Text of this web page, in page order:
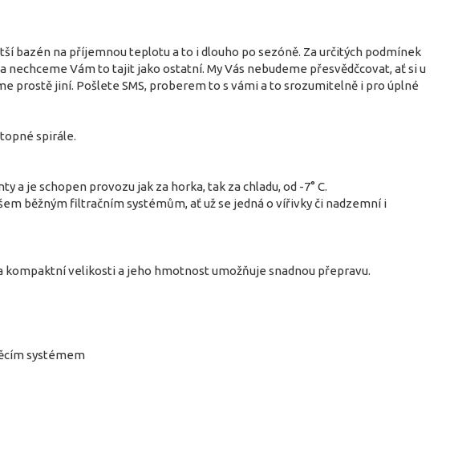
bazén na příjemnou teplotu a to i dlouho po sezóně. Za určitých podmínek
Vám to tajit jako ostatní. My Vás nebudeme přesvědčcovat, ať si u
prostě jiní. Pošlete SMS, proberem to s vámi a to srozumitelně i pro úplné
spirále.
a je schopen provozu jak za horka, tak za chladu, od -7° C.
běžným filtračním systémům, ať už se jedná o vířivky či nadzemní i
velikosti a jeho hmotnost umožňuje snadnou přepravu.
systémem